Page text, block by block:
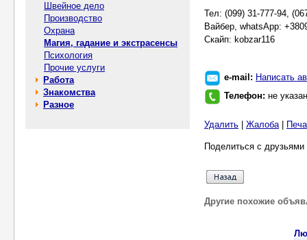
Швейное дело
Производство
Охрана
Магия, гадание и экстрасенсы
Психология
Прочие услуги
Работа
Знакомства
Разное
Тел: (099) 31-777-94,
Вайбер, whatsApp:
Скайп: kobzar116
e-mail: Написать
Телефон: не указан
Удалить Жалоба|
Поделиться с
Другие похожие